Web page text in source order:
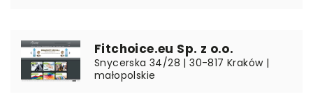
Fitchoice.eu Sp. z o.o.
Snycerska 34/28 | 30-817 Kraków |
małopolskie